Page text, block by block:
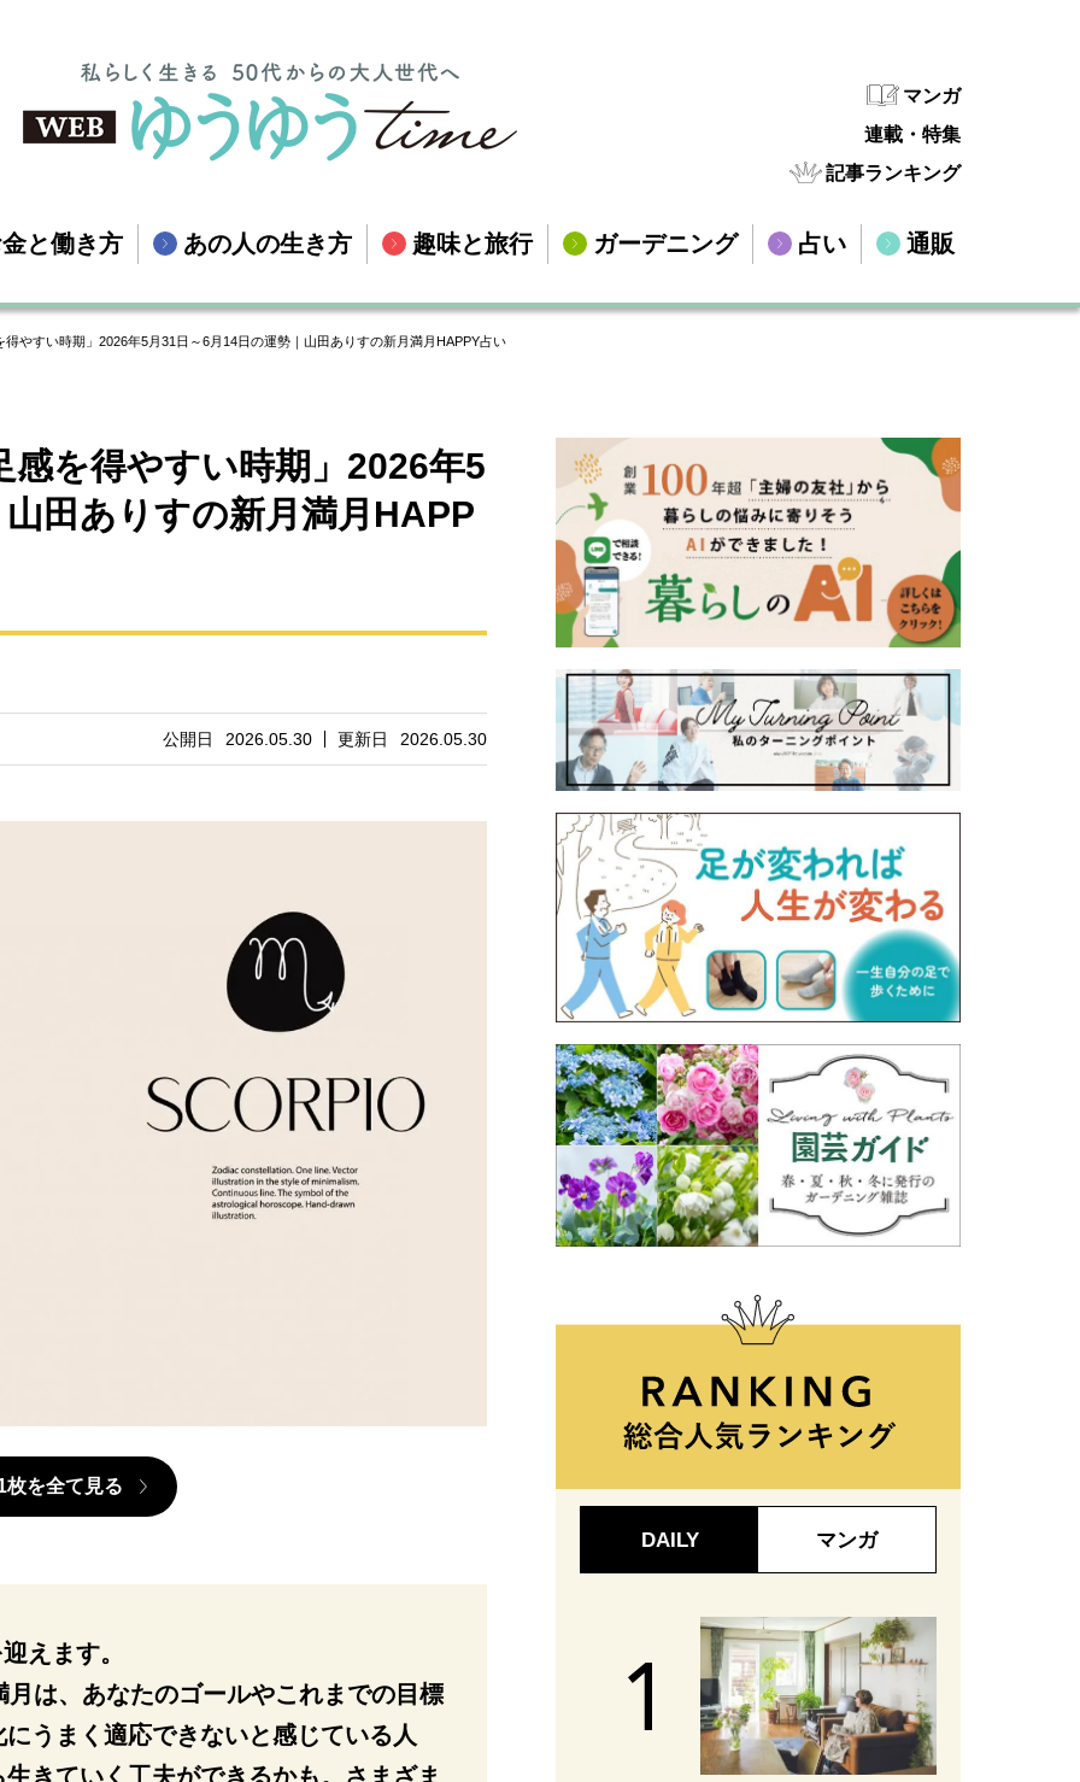
マンガ
連載・特集
記事ランキング
と働き方 あの人の生き方 趣味と旅行 ガーデニング 占い 通販
やすい時期」2026年5月31日～6月14日の運勢｜山田ありすの新月満月HAPPY占い
を得やすい時期」2026年5
田ありすの新月満月HAPP
公開日 2026.05.30 更新日 2026.05.30
枚を全て見る
えます。
は、あなたのゴールやこれまでの目標
うまく適応できないと感じている人
きていく工夫ができるかも。さまざま
DAILY マンガ